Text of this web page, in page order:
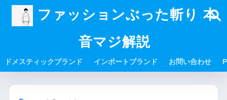
ファッションぶった斬り 本
音マジ解説
ドメスティックブランド インポートブランド お問い合わせ